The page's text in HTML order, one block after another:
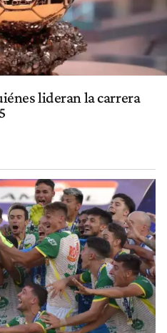
lideran la carrera